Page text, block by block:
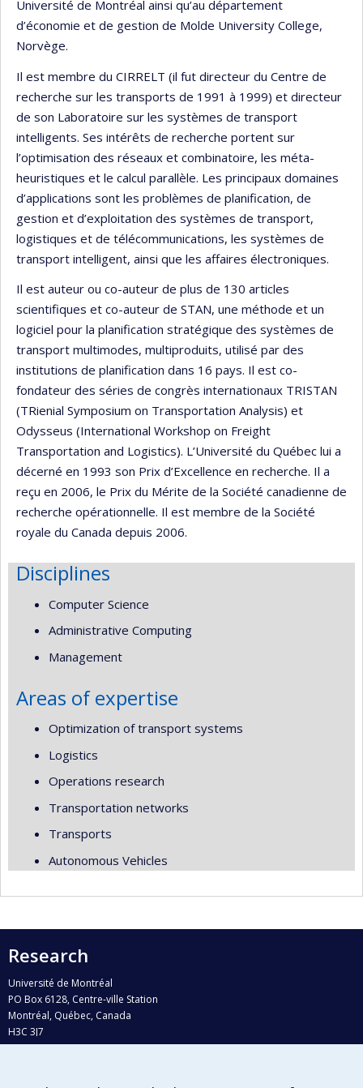
Université de Montréal ainsi qu’au département
d’économie et de gestion de Molde University College,
Norvège.
Il est membre du CIRRELT (il fut directeur du Centre de
recherche sur les transports de 1991 à 1999) et directeur
de son Laboratoire sur les systèmes de transport
intelligents. Ses intérêts de recherche portent sur
l’optimisation des réseaux et combinatoire, les méta-
heuristiques et le calcul parallèle. Les principaux domaines
d’applications sont les problèmes de planification, de
gestion et d’exploitation des systèmes de transport,
logistiques et de télécommunications, les systèmes de
transport intelligent, ainsi que les affaires électroniques.
Il est auteur ou co-auteur de plus de 130 articles
scientifiques et co-auteur de STAN, une méthode et un
logiciel pour la planification stratégique des systèmes de
transport multimodes, multiproduits, utilisé par des
institutions de planification dans 16 pays. Il est co-
fondateur des séries de congrès internationaux TRISTAN
(TRienial Symposium on Transportation Analysis) et
Odysseus (International Workshop on Freight
Transportation and Logistics). L’Université du Québec lui a
décerné en 1993 son Prix d’Excellence en recherche. Il a
reçu en 2006, le Prix du Mérite de la Société canadienne de
recherche opérationnelle. Il est membre de la Société
royale du Canada depuis 2006.
Disciplines
Computer Science
Administrative Computing
Management
Areas of expertise
Optimization of transport systems
Logistics
Operations research
Transportation networks
Transports
Autonomous Vehicles
Research
Université de Montréal
PO Box 6128, Centre-ville Station
Montréal, Québec, Canada
H3C 3J7